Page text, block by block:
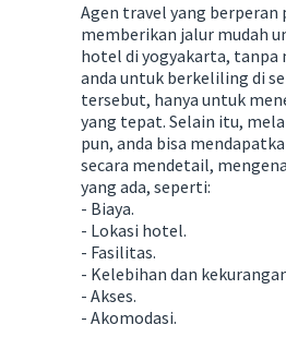
Agen travel yang berperan
memberikan jalur mudah
hotel di yogyakarta, tanpa
anda untuk berkeliling di
tersebut, hanya untuk
yang tepat. Selain itu,
pun, anda bisa
secara mendetail,
yang ada, seperti:
- Biaya.
- Lokasi hotel.
- Fasilitas.
- Kelebihan dan
- Akses.
- Akomodasi.